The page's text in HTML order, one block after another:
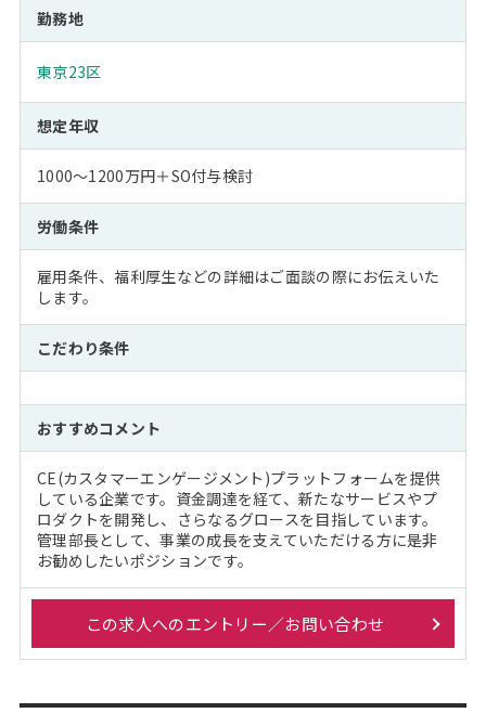
勤務地
東京23区
想定年収
1000～1200万円＋SO付与検討
労働条件
雇用条件、福利厚生などの詳細はご面談の際にお伝えいた
します。
こだわり条件
おすすめコメント
CE(カスタマーエンゲージメント)プラットフォームを提供
している企業です。資金調達を経て、新たなサービスやプ
ロダクトを開発し、さらなるグロースを目指しています。
管理部長として、事業の成長を支えていただける方に是非
お勧めしたいポジションです。
この求人へのエントリー／お問い合わせ